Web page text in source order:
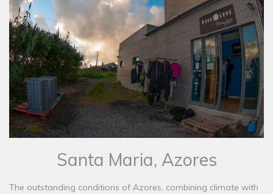
Santa Maria, Azores
The outstanding conditions of Azores, combining climate with